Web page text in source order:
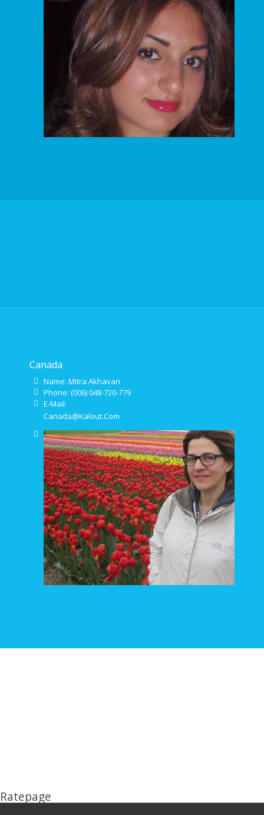
Canada
Name: Mitra Akhavan
Phone: (006) 048-720-779
E-Mail:
Canada@Kalout.Com
Ratepage